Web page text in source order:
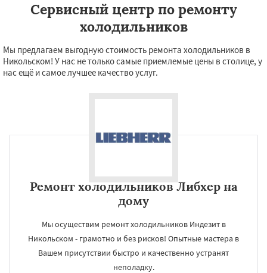
Сервисный центр по ремонту
холодильников
Мы предлагаем выгодную стоимость ремонта холодильников в
Никольском! У нас не только самые приемлемые цены в столице, у
нас ещё и самое лучшее качество услуг.
Ремонт холодильников Либхер на
дому
Мы осуществим ремонт холодильников Индезит в
Никольском - грамотно и без рисков! Опытные мастера в
Вашем присутствии быстро и качественно устранят
неполадку.